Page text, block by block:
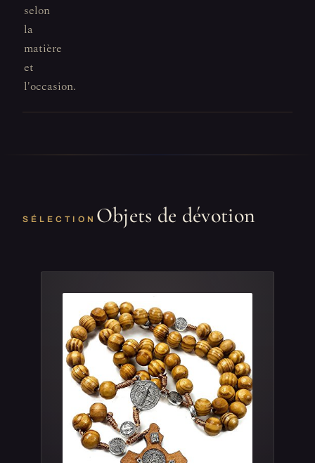
selon
la
matière
et
l'occasion.
SÉLECTION Objets de dévotion